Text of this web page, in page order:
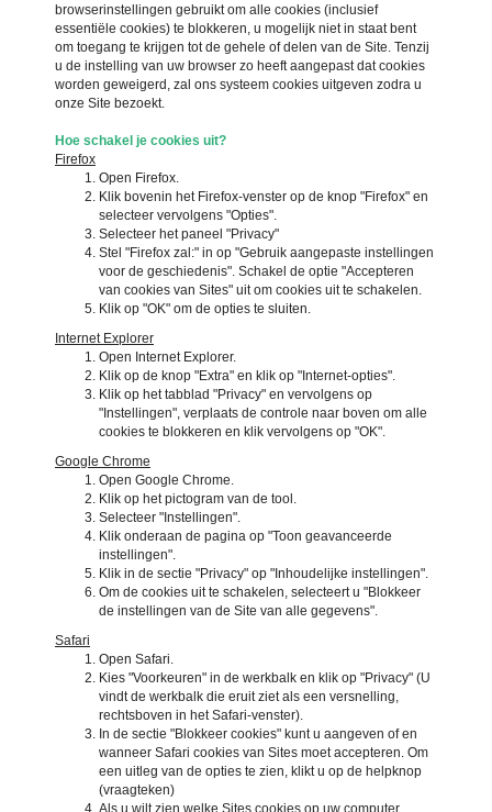
browserinstellingen gebruikt om alle cookies (inclusief
essentiële cookies) te blokkeren, u mogelijk niet in staat bent
om toegang te krijgen tot de gehele of delen van de Site. Tenzij
u de instelling van uw browser zo heeft aangepast dat cookies
worden geweigerd, zal ons systeem cookies uitgeven zodra u
onze Site bezoekt.
Hoe schakel je cookies uit?
Firefox
Open Firefox.
Klik bovenin het Firefox-venster op de knop "Firefox" en
selecteer vervolgens "Opties".
Selecteer het paneel "Privacy"
Stel "Firefox zal:" in op "Gebruik aangepaste instellingen
voor de geschiedenis". Schakel de optie "Accepteren
van cookies van Sites" uit om cookies uit te schakelen.
Klik op "OK" om de opties te sluiten.
Internet Explorer
Open Internet Explorer.
Klik op de knop "Extra" en klik op "Internet-opties".
Klik op het tabblad "Privacy" en vervolgens op
"Instellingen", verplaats de controle naar boven om alle
cookies te blokkeren en klik vervolgens op "OK".
Google Chrome
Open Google Chrome.
Klik op het pictogram van de tool.
Selecteer "Instellingen".
Klik onderaan de pagina op "Toon geavanceerde
instellingen".
Klik in de sectie "Privacy" op "Inhoudelijke instellingen".
Om de cookies uit te schakelen, selecteert u "Blokkeer
de instellingen van de Site van alle gegevens".
Safari
Open Safari.
Kies "Voorkeuren" in de werkbalk en klik op "Privacy" (U
vindt de werkbalk die eruit ziet als een versnelling,
rechtsboven in het Safari-venster).
In de sectie "Blokkeer cookies" kunt u aangeven of en
wanneer Safari cookies van Sites moet accepteren. Om
een uitleg van de opties te zien, klikt u op de helpknop
(vraagteken)
Als u wilt zien welke Sites cookies op uw computer